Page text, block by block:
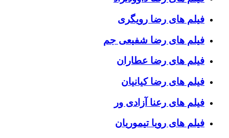
فیلم های رضا رویگری
فیلم های رضا شفیعی جم
فیلم های رضا عطاران
فیلم های رضا کیانیان
فیلم های رعنا آزادی ور
فیلم های رویا تیموریان